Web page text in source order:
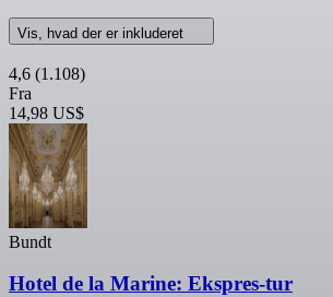
Vis, hvad der er inkluderet
4,6 (1.108)
Fra
14,98 US$
Bundt
Hotel de la Marine: Ekspres-tur